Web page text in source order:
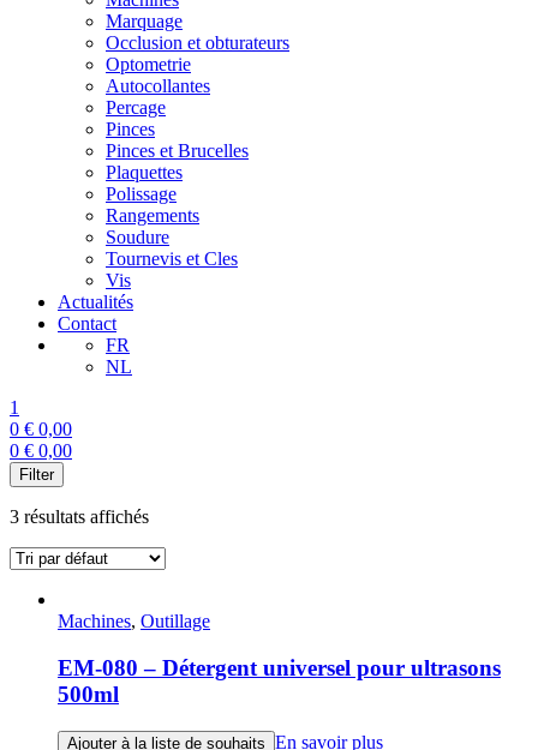
Marquage
Occlusion et obturateurs
Optometrie
Autocollantes
Percage
Pinces
Pinces et Brucelles
Plaquettes
Polissage
Rangements
Soudure
Tournevis et Cles
Vis
Actualités
Contact
FR
NL
1
0 € 0,00
0 € 0,00
Menu
Filter
3 résultats affichés
Machines, Outillage
EM-080 – Détergent universel pour ultrasons
500ml
Ajouter à la liste de souhaits En savoir plus